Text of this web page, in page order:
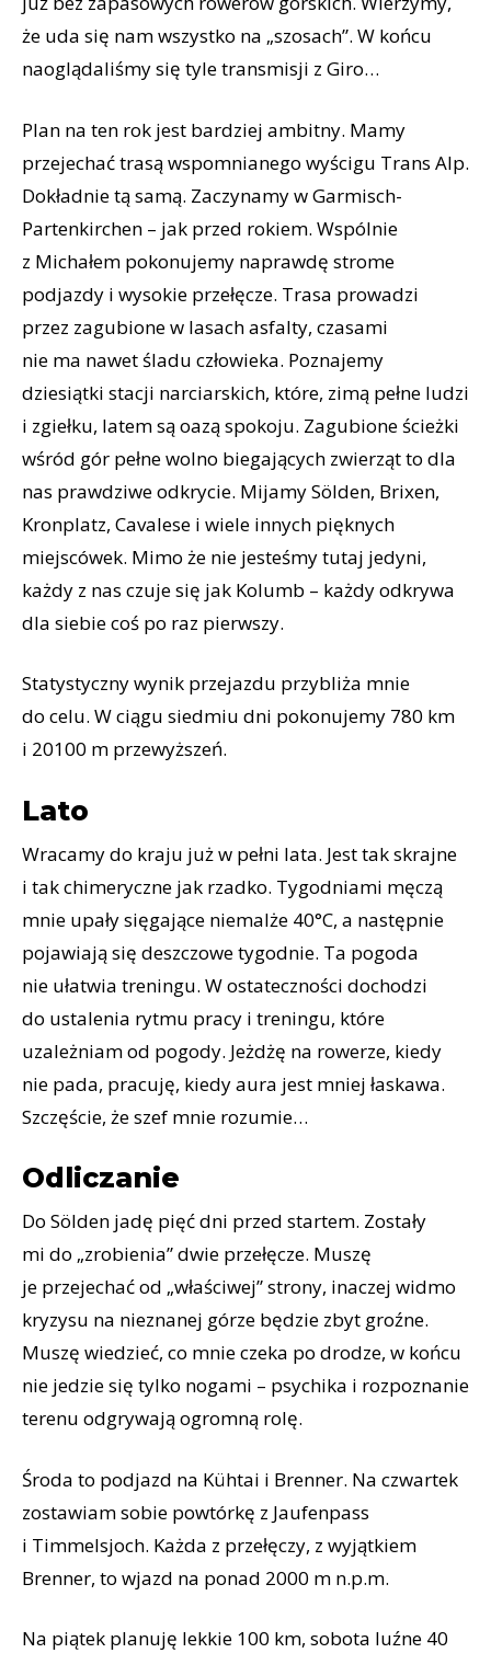
że uda się nam wszystko na „szosach”. W końcu
naoglądaliśmy się tyle transmisji z Giro…
Plan na ten rok jest bardziej ambitny. Mamy
przejechać trasą wspomnianego wyścigu Trans Alp.
Dokładnie tą samą. Zaczynamy w Garmisch-
Partenkirchen – jak przed rokiem. Wspólnie
z Michałem pokonujemy naprawdę strome
podjazdy i wysokie przełęcze. Trasa prowadzi
przez zagubione w lasach asfalty, czasami
nie ma nawet śladu człowieka. Poznajemy
dziesiątki stacji narciarskich, które, zimą pełne ludzi
i zgiełku, latem są oazą spokoju. Zagubione ścieżki
wśród gór pełne wolno biegających zwierząt to dla
nas prawdziwe odkrycie. Mijamy Sölden, Brixen,
Kronplatz, Cavalese i wiele innych pięknych
miejscówek. Mimo że nie jesteśmy tutaj jedyni,
każdy z nas czuje się jak Kolumb – każdy odkrywa
dla siebie coś po raz pierwszy.
Statystyczny wynik przejazdu przybliża mnie
do celu. W ciągu siedmiu dni pokonujemy 780 km
i 20100 m przewyższeń.
Lato
Wracamy do kraju już w pełni lata. Jest tak skrajne
i tak chimeryczne jak rzadko. Tygodniami męczą
mnie upały sięgające niemalże 40°C, a następnie
pojawiają się deszczowe tygodnie. Ta pogoda
nie ułatwia treningu. W ostateczności dochodzi
do ustalenia rytmu pracy i treningu, które
uzależniam od pogody. Jeżdżę na rowerze, kiedy
nie pada, pracuję, kiedy aura jest mniej łaskawa.
Szczęście, że szef mnie rozumie…
Odliczanie
Do Sölden jadę pięć dni przed startem. Zostały
mi do „zrobienia” dwie przełęcze. Muszę
je przejechać od „właściwej” strony, inaczej widmo
kryzysu na nieznanej górze będzie zbyt groźne.
Muszę wiedzieć, co mnie czeka po drodze, w końcu
nie jedzie się tylko nogami – psychika i rozpoznanie
terenu odgrywają ogromną rolę.
Środa to podjazd na Kühtai i Brenner. Na czwartek
zostawiam sobie powtórkę z Jaufenpass
i Timmelsjoch. Każda z przełęczy, z wyjątkiem
Brenner, to wjazd na ponad 2000 m n.p.m.
Na piątek planuję lekkie 100 km, sobota luźne 40